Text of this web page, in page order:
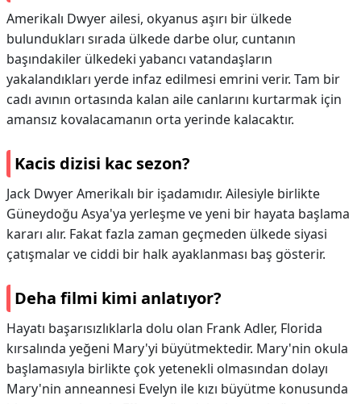
Amerikalı Dwyer ailesi, okyanus aşırı bir ülkede
bulundukları sırada ülkede darbe olur, cuntanın
başındakiler ülkedeki yabancı vatandaşların
yakalandıkları yerde infaz edilmesi emrini verir. Tam bir
cadı avının ortasında kalan aile canlarını kurtarmak için
amansız kovalacamanın orta yerinde kalacaktır.
Kacis dizisi kac sezon?
Jack Dwyer Amerikalı bir işadamıdır. Ailesiyle birlikte
Güneydoğu Asya'ya yerleşme ve yeni bir hayata başlama
kararı alır. Fakat fazla zaman geçmeden ülkede siyasi
çatışmalar ve ciddi bir halk ayaklanması baş gösterir.
Deha filmi kimi anlatıyor?
Hayatı başarısızlıklarla dolu olan Frank Adler, Florida
kırsalında yeğeni Mary'yi büyütmektedir. Mary'nin okula
başlamasıyla birlikte çok yetenekli olmasından dolayı
Mary'nin anneannesi Evelyn ile kızı büyütme konusunda